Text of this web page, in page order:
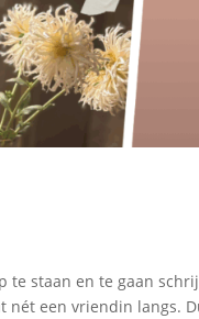
te staan en te gaan
nét een vriendin langs.